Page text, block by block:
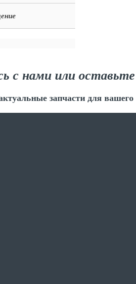
с нами или оставьте
запчасти для вашего